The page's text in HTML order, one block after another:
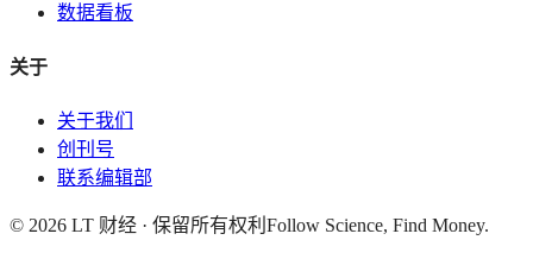
数据看板
关于
关于我们
创刊号
联系编辑部
© 2026 LT 财经 · 保留所有权利 Follow Science, Find Money.